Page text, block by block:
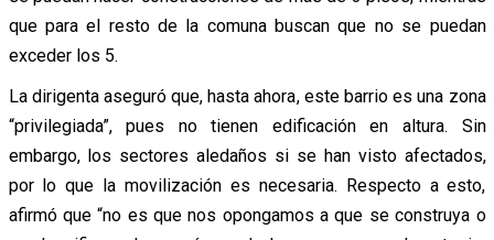
que para el resto de la comuna buscan que no se puedan
exceder los 5.
La dirigenta aseguró que, hasta ahora, este barrio es una zona
“privilegiada”, pues no tienen edificación en altura. Sin
embargo, los sectores aledaños si se han visto afectados,
por lo que la movilización es necesaria. Respecto a esto,
afirmó que “no es que nos opongamos a que se construya o